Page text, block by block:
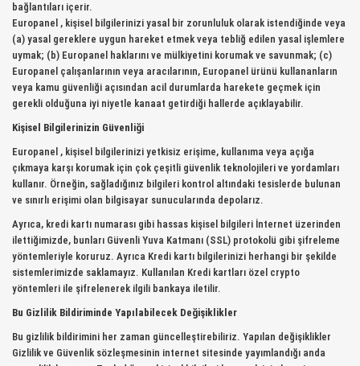
bağlantıları içerir.
Europanel , kişisel bilgilerinizi yasal bir zorunluluk olarak istendiğinde veya
(a) yasal gereklere uygun hareket etmek veya tebliğ edilen yasal işlemlere
uymak; (b) Europanel haklarını ve mülkiyetini korumak ve savunmak; (c)
Europanel çalışanlarının veya aracılarının, Europanel ürünü kullananların
veya kamu güvenliği açısından acil durumlarda harekete geçmek için
gerekli olduğuna iyi niyetle kanaat getirdiği hallerde açıklayabilir.
Kişisel Bilgilerinizin Güvenliği
Europanel , kişisel bilgilerinizi yetkisiz erişime, kullanıma veya açığa
çıkmaya karşı korumak için çok çeşitli güvenlik teknolojileri ve yordamları
kullanır. Örneğin, sağladığınız bilgileri kontrol altındaki tesislerde bulunan
ve sınırlı erişimi olan bilgisayar sunucularında depolarız.
Ayrıca, kredi kartı numarası gibi hassas kişisel bilgileri İnternet üzerinden
ilettiğimizde, bunları Güvenli Yuva Katmanı (SSL) protokolü gibi şifreleme
yöntemleriyle koruruz. Ayrıca Kredi kartı bilgilerinizi herhangi bir şekilde
sistemlerimizde saklamayız. Kullanılan Kredi kartları özel crypto
yöntemleri ile şifrelenerek ilgili bankaya iletilir.
Bu Gizlilik Bildiriminde Yapılabilecek Değişiklikler
Bu gizlilik bildirimini her zaman güncelleştirebiliriz. Yapılan değişiklikler
Gizlilik ve Güvenlik sözleşmesinin internet sitesinde yayımlandığı anda